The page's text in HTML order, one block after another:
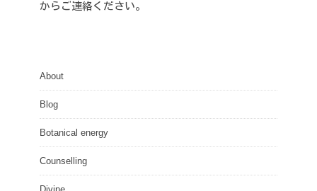
からご連絡ください。
About
Blog
Botanical energy
Counselling